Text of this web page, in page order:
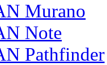
Murano
Note
Pathfinder